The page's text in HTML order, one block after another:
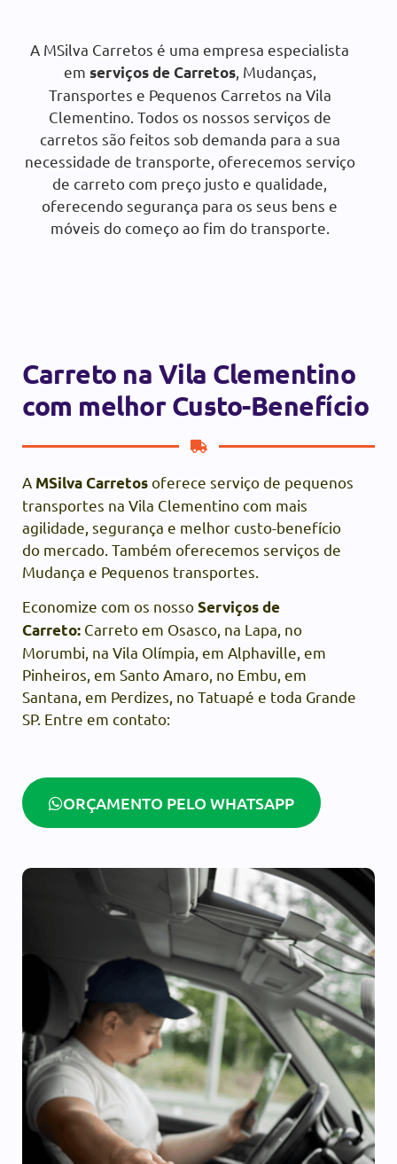
SOLICITAR ORÇAMENTO
A MSilva Carretos é uma empresa especialista
em serviços de Carretos, Mudanças,
Transportes e Pequenos Carretos na Vila
Clementino. Todos os nossos serviços de
carretos são feitos sob demanda para a sua
necessidade de transporte, oferecemos serviço
de carreto com preço justo e qualidade,
oferecendo segurança para os seus bens e
móveis do começo ao fim do transporte.
Carreto na Vila Clementino
com melhor Custo-Benefício
A MSilva Carretosoferece serviço de pequenos
transportes na Vila Clementino com mais
agilidade, segurança e melhor custo-benefício
do mercado. Também oferecemos serviços de
Mudança e Pequenos transportes.
Economize com os nossoServiços de
Carreto: Carreto em Osasco, na Lapa, no
Morumbi, na Vila Olímpia, em Alphaville, em
Pinheiros, em Santo Amaro, no Embu, em
Santana, em Perdizes, no Tatuapé e toda Grande
SP. Entre em contato:
ORÇAMENTO PELO WHATSAPP